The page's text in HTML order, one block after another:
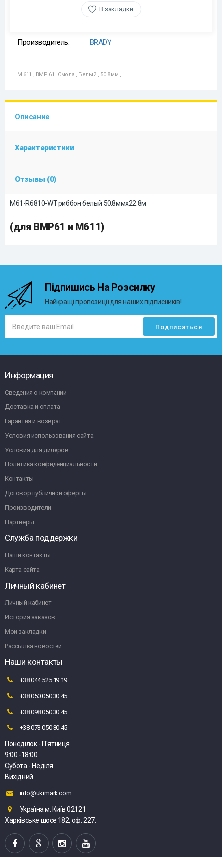
В закладки
Производитель: BRADY
M 611 , BMP 61 , Смола , Белый , 50.8 мм ,
Описание
Характеристики
Отзывы (0)
M61-R6810-WT риббон белый 50.8ммх22.8м
(для BMP61 и M611)
Підпишись На Розсилку
Найкращі пропозиції для наших підписників!
Информация
Сведения о компании
Доставка и оплата
Гарантия и возврат
Условия использования сайта
Условия для дилеров
Политика конфиденциальности
Контакты
Договор публичной оферты.
Производители
Партнёры
Служба поддержки
Наши контакты
Карта сайта
Личный кабинет
Личный кабинет
История заказов
Мои закладки
Рассылка новостей
Наши контакты
+38 044 525 19 19
+38 050 050 30 45
+38 098 050 30 45
+38 073 050 30 45
Понеділок - П'ятниця
9:00 -18:00
Субота - Неділя
Вихідний
info@ukrmark.com
Україна м. Київ 02121
Харківське шосе 182, оф. 227.